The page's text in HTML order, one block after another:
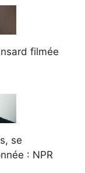
filmée
se
: NPR